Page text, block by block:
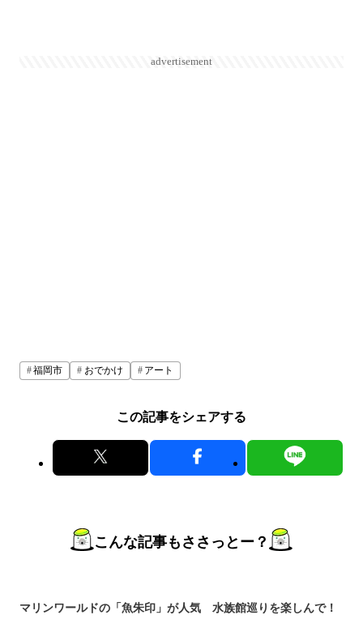
advertisement
福岡市 おでかけ アート
この記事をシェアする
こんな記事もささっとー？
マリンワールドの「魚朱印」が人気 水族館巡りを楽しんで！